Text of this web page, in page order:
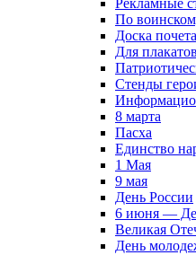
Рекламные
По
Доска почета
Для плакатов
Стенды
8 марта
Пасха
Единство
1 Мая
9 мая
День России
6 июня —
Великая
День